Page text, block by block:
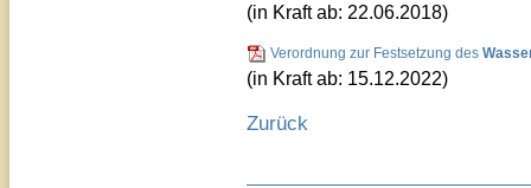
(in Kraft ab: 22.06.2018)
Verordnung zur Festsetzung des
(in Kraft ab: 15.12.2022)
Zurück